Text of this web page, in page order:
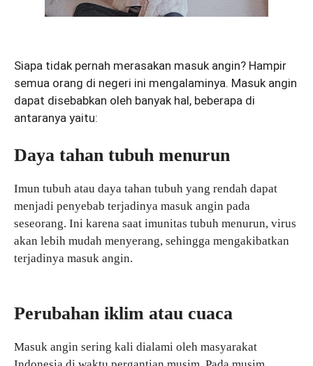
Siapa tidak pernah merasakan masuk angin? Hampir
semua orang di negeri ini mengalaminya. Masuk angin
dapat disebabkan oleh banyak hal, beberapa di
antaranya yaitu:
Daya tahan tubuh menurun
Imun tubuh atau daya tahan tubuh yang rendah dapat
menjadi penyebab terjadinya masuk angin pada
seseorang. Ini karena saat imunitas tubuh menurun, virus
akan lebih mudah menyerang, sehingga mengakibatkan
terjadinya masuk angin.
Perubahan iklim atau cuaca
Masuk angin sering kali dialami oleh masyarakat